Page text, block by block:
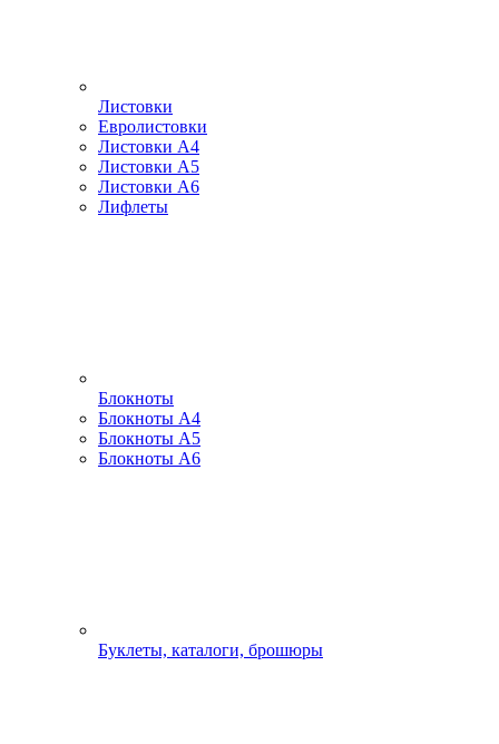
Листовки
Евролистовки
Листовки А4
Листовки А5
Листовки А6
Лифлеты
Блокноты
Блокноты А4
Блокноты А5
Блокноты А6
Буклеты, каталоги, брошюры